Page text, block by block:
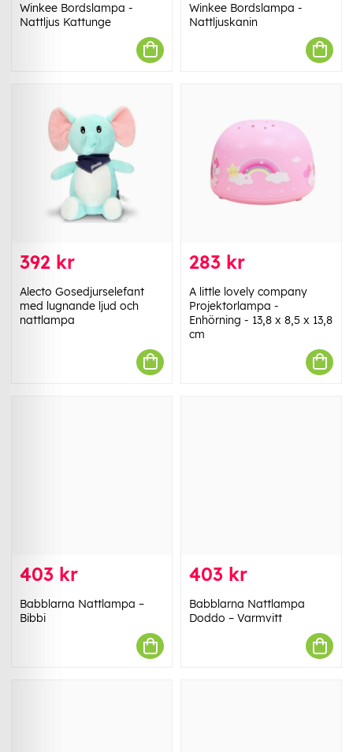
Winkee Bordslampa -
Nattljus Kattunge
Winkee Bordslampa -
Nattljuskanin
392 kr
Alecto Gosedjurselefant
med lugnande ljud och
nattlampa
283 kr
A little lovely company
Projektorlampa -
Enhörning - 13,8 x 8,5 x 13,8
cm
403 kr
Babblarna Nattlampa –
Bibbi
403 kr
Babblarna Nattlampa
Doddo – Varmvitt